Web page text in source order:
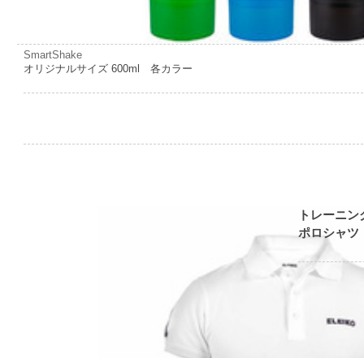
SmartShake
オリジナルサイズ 600ml 各カラー
トレーニ
ポロシャツ